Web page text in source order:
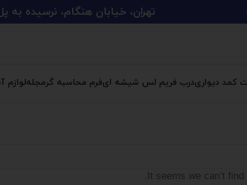
تهران، خیابان هنگام، نرسیده به پل زین
کمد دیواریدرب فریم لس شیشه ایفرم محاسبه گرمجلهلوازم
It seems we can’t